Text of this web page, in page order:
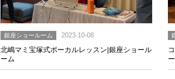
銀座ショールーム 2023-10-08
北嶋マミ宝塚式ボーカルレッスン|銀座ショール
ーム